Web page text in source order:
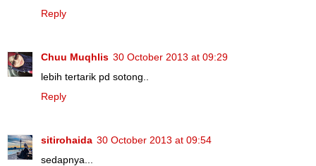
Reply
Chuu Muqhlis 30 October 2013 at 09:29
lebih tertarik pd sotong..
Reply
sitirohaida 30 October 2013 at 09:54
sedapnya...